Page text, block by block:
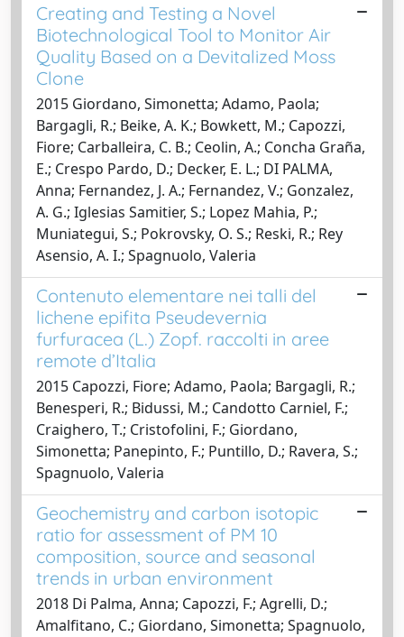
Creating and Testing a Novel
Biotechnological Tool to Monitor Air
Quality Based on a Devitalized Moss
Clone
2015 Giordano, Simonetta; Adamo, Paola;
Bargagli, R.; Beike, A. K.; Bowkett, M.; Capozzi,
Fiore; Carballeira, C. B.; Ceolin, A.; Concha Graña,
E.; Crespo Pardo, D.; Decker, E. L.; DI PALMA,
Anna; Fernandez, J. A.; Fernandez, V.; Gonzalez,
A. G.; Iglesias Samitier, S.; Lopez Mahia, P.;
Muniategui, S.; Pokrovsky, O. S.; Reski, R.; Rey
Asensio, A. I.; Spagnuolo, Valeria
Contenuto elementare nei talli del
lichene epifita Pseudevernia
furfuracea (L.) Zopf. raccolti in aree
remote d’Italia
2015 Capozzi, Fiore; Adamo, Paola; Bargagli, R.;
Benesperi, R.; Bidussi, M.; Candotto Carniel, F.;
Craighero, T.; Cristofolini, F.; Giordano,
Simonetta; Panepinto, F.; Puntillo, D.; Ravera, S.;
Spagnuolo, Valeria
Geochemistry and carbon isotopic
ratio for assessment of PM 10
composition, source and seasonal
trends in urban environment
2018 Di Palma, Anna; Capozzi, F.; Agrelli, D.;
Amalfitano, C.; Giordano, Simonetta; Spagnuolo,